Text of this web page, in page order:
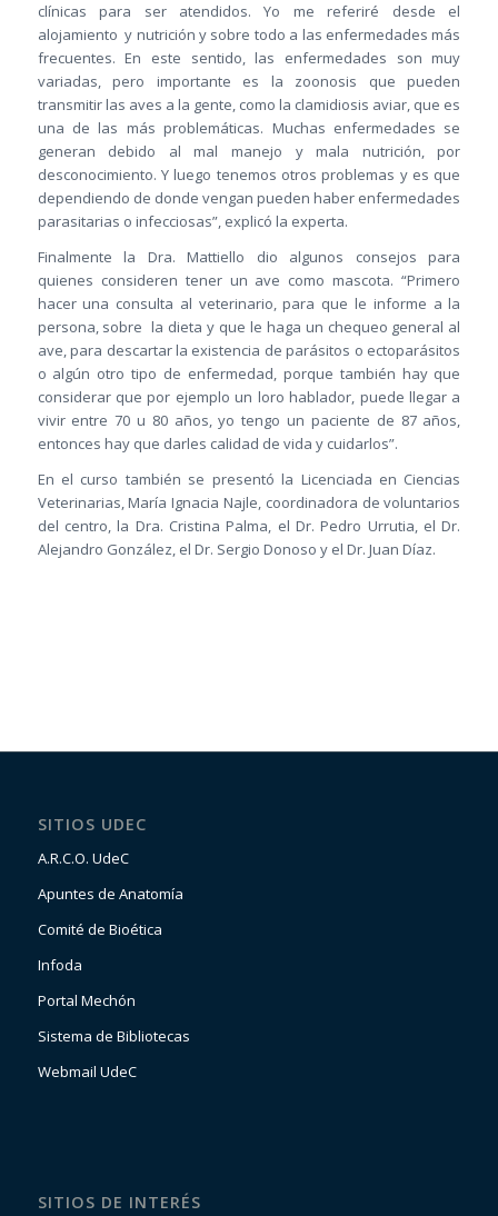
clínicas para ser atendidos. Yo me referiré desde el
alojamiento y nutrición y sobre todo a las enfermedades más
frecuentes. En este sentido, las enfermedades son muy
variadas, pero importante es la zoonosis que pueden
transmitir las aves a la gente, como la clamidiosis aviar, que es
una de las más problemáticas. Muchas enfermedades se
generan debido al mal manejo y mala nutrición, por
desconocimiento. Y luego tenemos otros problemas y es que
dependiendo de donde vengan pueden haber enfermedades
parasitarias o infecciosas”, explicó la experta.
Finalmente la Dra. Mattiello dio algunos consejos para
quienes consideren tener un ave como mascota. “Primero
hacer una consulta al veterinario, para que le informe a la
persona, sobre la dieta y que le haga un chequeo general al
ave, para descartar la existencia de parásitos o ectoparásitos
o algún otro tipo de enfermedad, porque también hay que
considerar que por ejemplo un loro hablador, puede llegar a
vivir entre 70 u 80 años, yo tengo un paciente de 87 años,
entonces hay que darles calidad de vida y cuidarlos”.
En el curso también se presentó la Licenciada en Ciencias
Veterinarias, María Ignacia Najle, coordinadora de voluntarios
del centro, la Dra. Cristina Palma, el Dr. Pedro Urrutia, el Dr.
Alejandro González, el Dr. Sergio Donoso y el Dr. Juan Díaz.
SITIOS UDEC
A.R.C.O. UdeC
Apuntes de Anatomía
Comité de Bioética
Infoda
Portal Mechón
Sistema de Bibliotecas
Webmail UdeC
SITIOS DE INTERÉS